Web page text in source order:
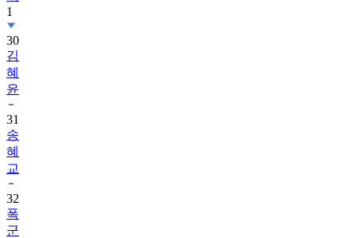
1
30
김
혜
윤
31
송
혜
교
32
폭
군